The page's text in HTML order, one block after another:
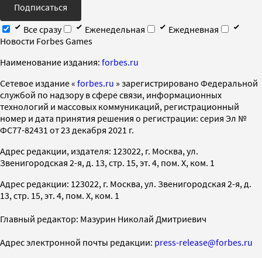
Подписаться
Все сразу
Еженедельная
Ежедневная
Новости Forbes Games
Наименование издания: forbes.ru
Cетевое издание « forbes.ru » зарегистрировано Федеральной
службой по надзору в сфере связи, информационных
технологий и массовых коммуникаций, регистрационный
номер и дата принятия решения о регистрации: серия Эл №
ФС77-82431 от 23 декабря 2021 г.
Адрес редакции, издателя: 123022, г. Москва, ул.
Звенигородская 2-я, д. 13, стр. 15, эт. 4, пом. X, ком. 1
Адрес редакции: 123022, г. Москва, ул. Звенигородская 2-я, д.
13, стр. 15, эт. 4, пом. X, ком. 1
Главный редактор: Мазурин Николай Дмитриевич
Адрес электронной почты редакции: press-release@forbes.ru